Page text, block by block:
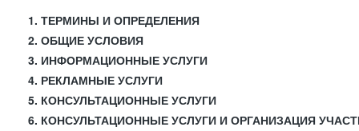
1. ТЕРМИНЫ И ОПРЕДЕЛЕНИЯ
2. ОБЩИЕ УСЛОВИЯ
3. ИНФОРМАЦИОННЫЕ УСЛУГИ
4. РЕКЛАМНЫЕ УСЛУГИ
5. КОНСУЛЬТАЦИОННЫЕ УСЛУГИ
6. КОНСУЛЬТАЦИОННЫЕ УСЛУГИ И ОРГАНИЗАЦИЯ